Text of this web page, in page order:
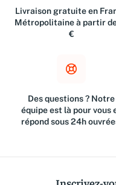
Livraison gratuite en
Métropolitaine à partir
€
Des questions ? Notre
équipe est là pour vous
répond sous 24h